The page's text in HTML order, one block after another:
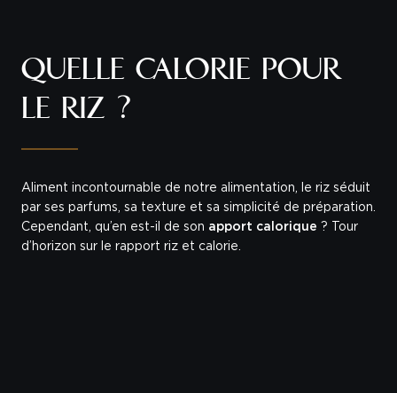
QUELLE CALORIE POUR
LE RIZ ?
Aliment incontournable de notre alimentation, le riz séduit
par ses parfums, sa texture et sa simplicité de préparation.
Cependant, qu’en est-il de son apport calorique ? Tour
d’horizon sur le rapport riz et calorie.